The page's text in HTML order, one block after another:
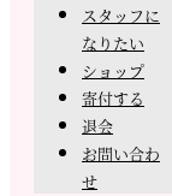
スタッフに
なりたい
ショップ
寄付する
退会
お問い合わ
せ